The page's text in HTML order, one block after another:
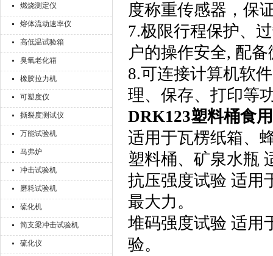
燃烧测定仪
熔体流动速率仪
高低温试验箱
臭氧老化箱
橡胶拉力机
可塑度仪
撕裂度测试仪
万能试验机
马弗炉
冲击试验机
磨耗试验机
硫化机
简支梁冲击试验机
硫化仪
度称重传感器，保
7.极限行程保护、
户的操作安全, 配
8.可连接计算机软
理、保存、打印等
DRK123塑料桶食
适用于瓦楞纸箱、
塑料桶、矿泉水瓶
抗压强度试验 适用
最大力。
堆码强度试验 适用
验。